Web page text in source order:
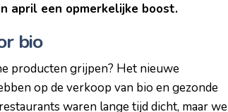
april een opmerkelijke boost.
bio
producten grijpen? Het nieuwe
op de verkoop van bio en gezonde
waren lange tijd dicht, maar we